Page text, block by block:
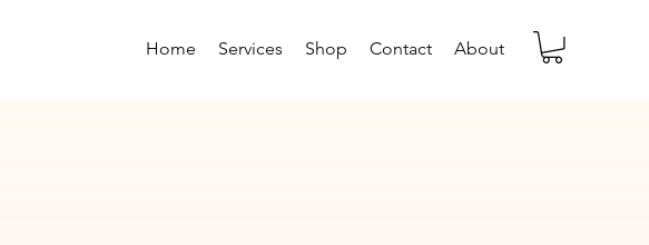
Home Services Shop Contact About